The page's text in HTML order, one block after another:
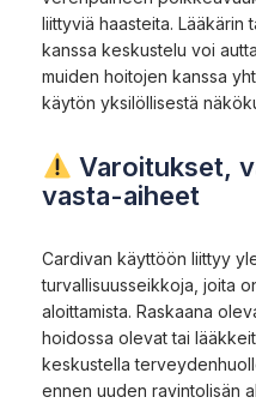
liittyviä haasteita. Lääkärin
kanssa keskustelu voi
muiden hoitojen kanssa
käytön yksilöllisestä
Varoitukset,
vasta-aiheet
Cardivan käyttöön liittyy
turvallisuusseikkoja, joita
aloittamista. Raskaana
hoidossa olevat tai
keskustella
ennen uuden ravintolisän